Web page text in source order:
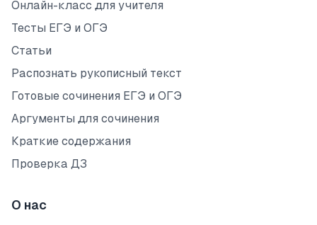
Онлайн-класс для учителя
Тесты ЕГЭ и ОГЭ
Статьи
Распознать рукописный текст
Готовые сочинения ЕГЭ и ОГЭ
Аргументы для сочинения
Краткие содержания
Проверка ДЗ
О нас